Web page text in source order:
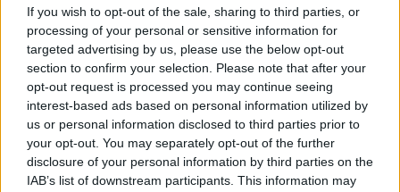
If you wish to opt-out of the sale, sharing to third parties, or
processing of your personal or sensitive information for
targeted advertising by us, please use the below opt-out
section to confirm your selection. Please note that after your
opt-out request is processed you may continue seeing
interest-based ads based on personal information utilized by
us or personal information disclosed to third parties prior to
your opt-out. You may separately opt-out of the further
disclosure of your personal information by third parties on the
IAB’s list of downstream participants. This information may
vanno di moda. Le ultime in ordine di tempo, presentate a pochi
giorni dal Natale, sono quelle del medicoFederico Bernidel
Gruppo misto. Una mossa che potrebbe consentire al primo
cittadino Marco Buselli di dar vita a un rimpasto digiunta.
Al posto di Berni entrerà in consiglio il primo dei non eletti nella lista
di maggioranza "Uniti per Volterra" delle passate elezioni, nella
quale il medico fu votato. Quindi toccherà aDiego Bellacchini
oppure aCiaccio Accursioin caso di rinuncia del primo.